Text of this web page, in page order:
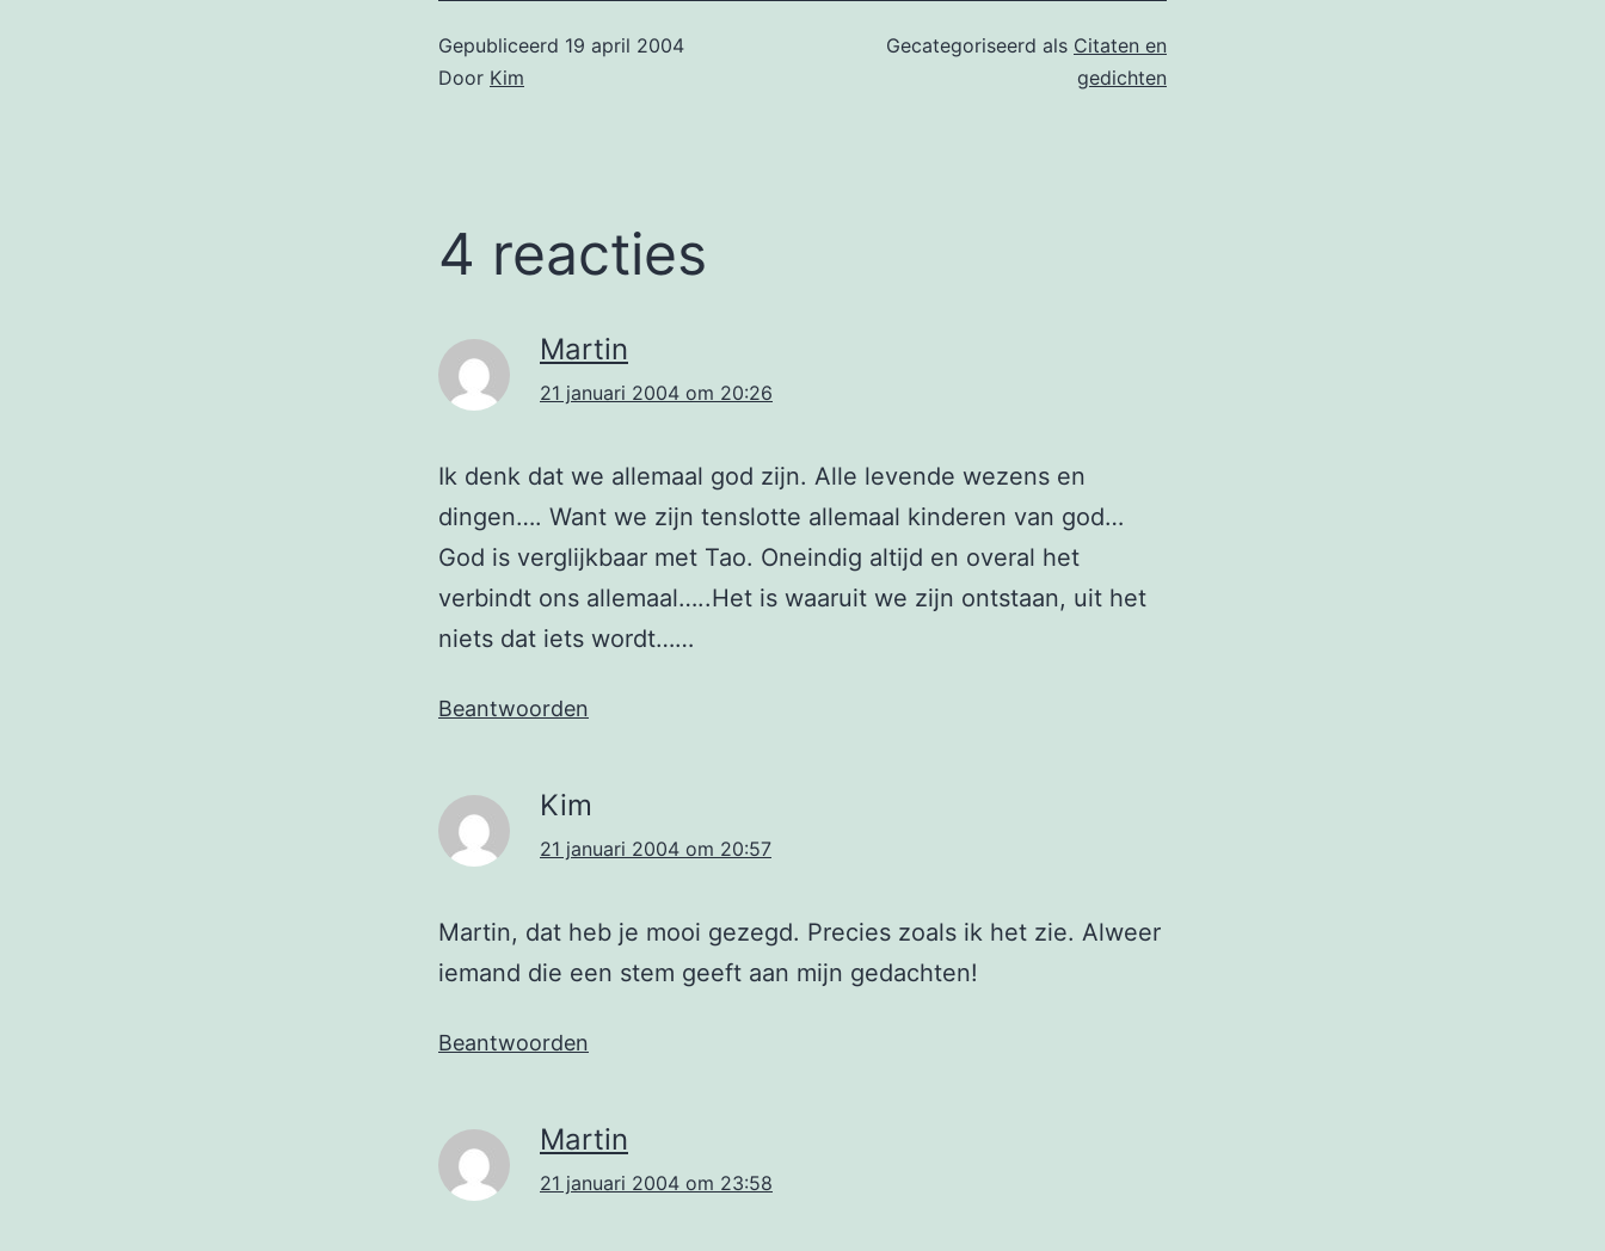
Gepubliceerd 19 april 2004
Door Kim
Gecategoriseerd als Citaten en
gedichten
4 reacties
Martin
21 januari 2004 om 20:26
Ik denk dat we allemaal god zijn. Alle levende wezens en
dingen…. Want we zijn tenslotte allemaal kinderen van god…
God is verglijkbaar met Tao. Oneindig altijd en overal het
verbindt ons allemaal…..Het is waaruit we zijn ontstaan, uit het
niets dat iets wordt……
Beantwoorden
Kim
21 januari 2004 om 20:57
Martin, dat heb je mooi gezegd. Precies zoals ik het zie. Alweer
iemand die een stem geeft aan mijn gedachten!
Beantwoorden
Martin
21 januari 2004 om 23:58